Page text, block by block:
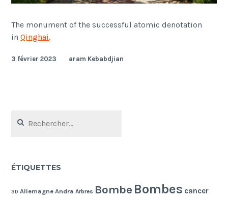
The monument of the successful atomic denotation
inQinghai.
3 février 2023 aram Kebabdjian
ÉTIQUETTES
3D Allemagne Andra Arbres Bombe Bombes cancer